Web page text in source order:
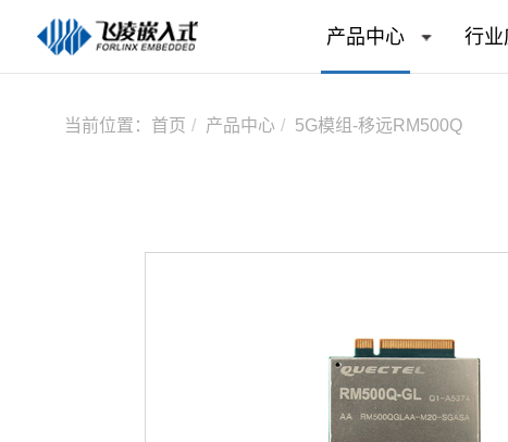
产品中心 行业
当前位置： 首页 产品中心 5G模组-移远RM500Q